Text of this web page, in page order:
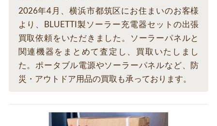
2026年4月、横浜市都筑区にお住まいのお客様
より、BLUETTI製ソーラー充電器セットの出張
買取依頼をいただきました。ソーラーパネルと
関連機器をまとめて査定し、買取いたしまし
た。ポータブル電源やソーラーパネルなど、防
災・アウトドア用品の買取も承っております。